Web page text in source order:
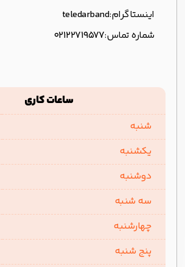
اینستاگرام:teledarband
شماره تماس:02122719577
ساعات کاری
شنبه
یکشنبه
دوشنبه
سه شنبه
چهارشنبه
پنج شنبه